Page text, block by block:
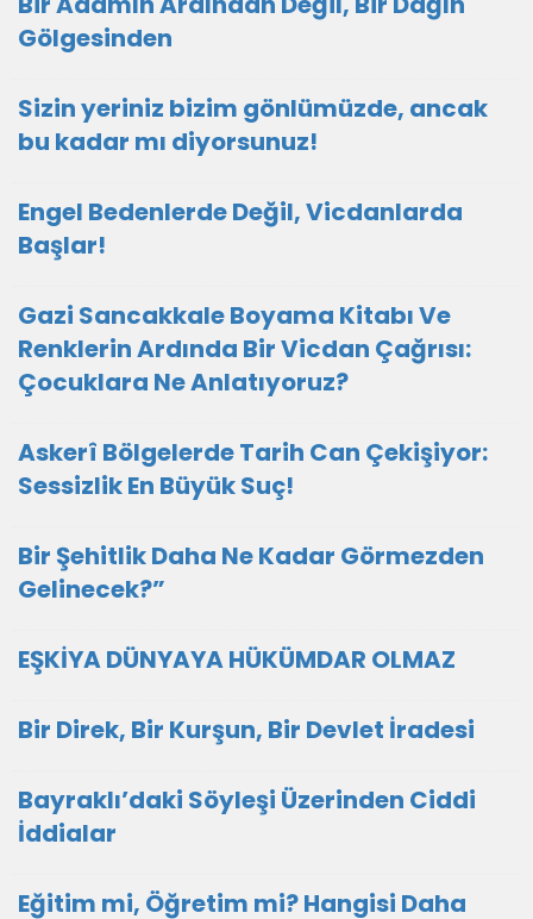
Gölgesinden
Sizin yeriniz bizim gönlümüzde, ancak
bu kadar mı diyorsunuz!
Engel Bedenlerde Değil, Vicdanlarda
Başlar!
Gazi Sancakkale Boyama Kitabı Ve
Renklerin Ardında Bir Vicdan Çağrısı:
Çocuklara Ne Anlatıyoruz?
Askerî Bölgelerde Tarih Can Çekişiyor:
Sessizlik En Büyük Suç!
Bir Şehitlik Daha Ne Kadar Görmezden
Gelinecek?”
EŞKİYA DÜNYAYA HÜKÜMDAR OLMAZ
Bir Direk, Bir Kurşun, Bir Devlet İradesi
Bayraklı’daki Söyleşi Üzerinden Ciddi
İddialar
Eğitim mi, Öğretim mi? Hangisi Daha